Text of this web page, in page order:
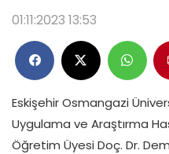
01:11:2023 13:53
Eskişehir Osmangazi
Uygulama ve Araştırma
Öğretim Üyesi Doç. Dr.